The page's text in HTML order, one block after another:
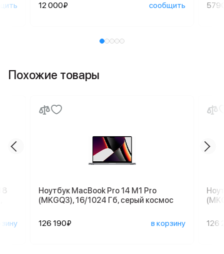
12 000₽ сообщить
Похожие товары
Ноутбук MacBook Pro 14 M1 Pro
(MKGQ3), 16/1024 Гб, серый космос
126 190₽ в корзину 126